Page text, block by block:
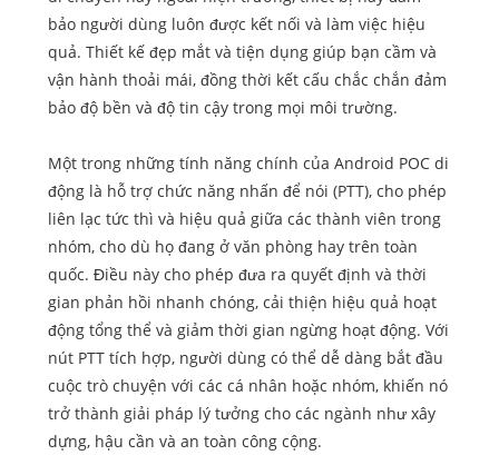
bảo người dùng luôn được kết nối và làm việc hiệu
quả. Thiết kế đẹp mắt và tiện dụng giúp bạn cầm và
vận hành thoải mái, đồng thời kết cấu chắc chắn đảm
bảo độ bền và độ tin cậy trong mọi môi trường.
Một trong những tính năng chính của Android POC di
động là hỗ trợ chức năng nhấn để nói (PTT), cho phép
liên lạc tức thì và hiệu quả giữa các thành viên trong
nhóm, cho dù họ đang ở văn phòng hay trên toàn
quốc. Điều này cho phép đưa ra quyết định và thời
gian phản hồi nhanh chóng, cải thiện hiệu quả hoạt
động tổng thể và giảm thời gian ngừng hoạt động. Với
nút PTT tích hợp, người dùng có thể dễ dàng bắt đầu
cuộc trò chuyện với các cá nhân hoặc nhóm, khiến nó
trở thành giải pháp lý tưởng cho các ngành như xây
dựng, hậu cần và an toàn công cộng.